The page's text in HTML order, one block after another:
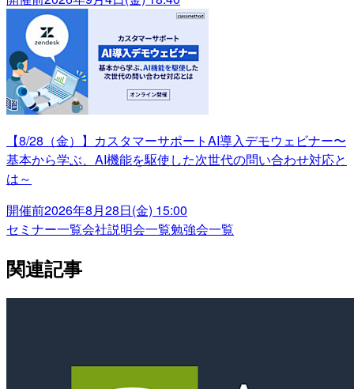
【8/28（金）】カスタマーサポートAI導入デモウェビナー〜
基本から学ぶ、AI機能を駆使した次世代の問い合わせ対応と
は～
開催前2026年8月28日(金) 15:00
セミナー一覧会社説明会一覧勉強会一覧
関連記事